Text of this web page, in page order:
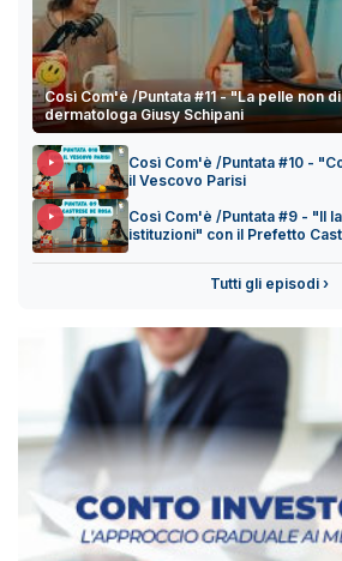
Così Com'è /Puntata #11 - "La pelle non
dermatologa Giusy Schipani
Così Com'è /Puntata #10 -
il Vescovo Parisi
Così Com'è /Puntata #9 - "Il
istituzioni" con il Prefetto
Tutti gli episodi ›